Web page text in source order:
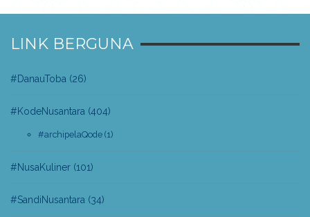
LINK BERGUNA
#DanauToba (26)
#KodeNusantara (404)
#archipelaQode (1)
#NusaKuliner (101)
#SandiNusantara (34)